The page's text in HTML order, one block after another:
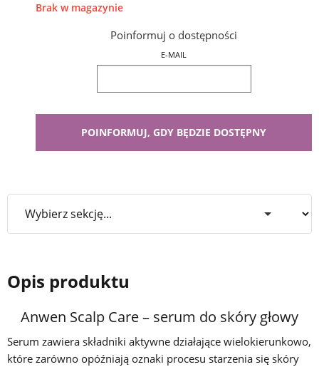
Brak w magazynie
Poinformuj o dostępności
E-MAIL
Opis produktu
Anwen Scalp Care – serum do skóry głowy
Serum zawiera składniki aktywne działające wielokierunkowo,
które zarówno opóźniają oznaki procesu starzenia się skóry